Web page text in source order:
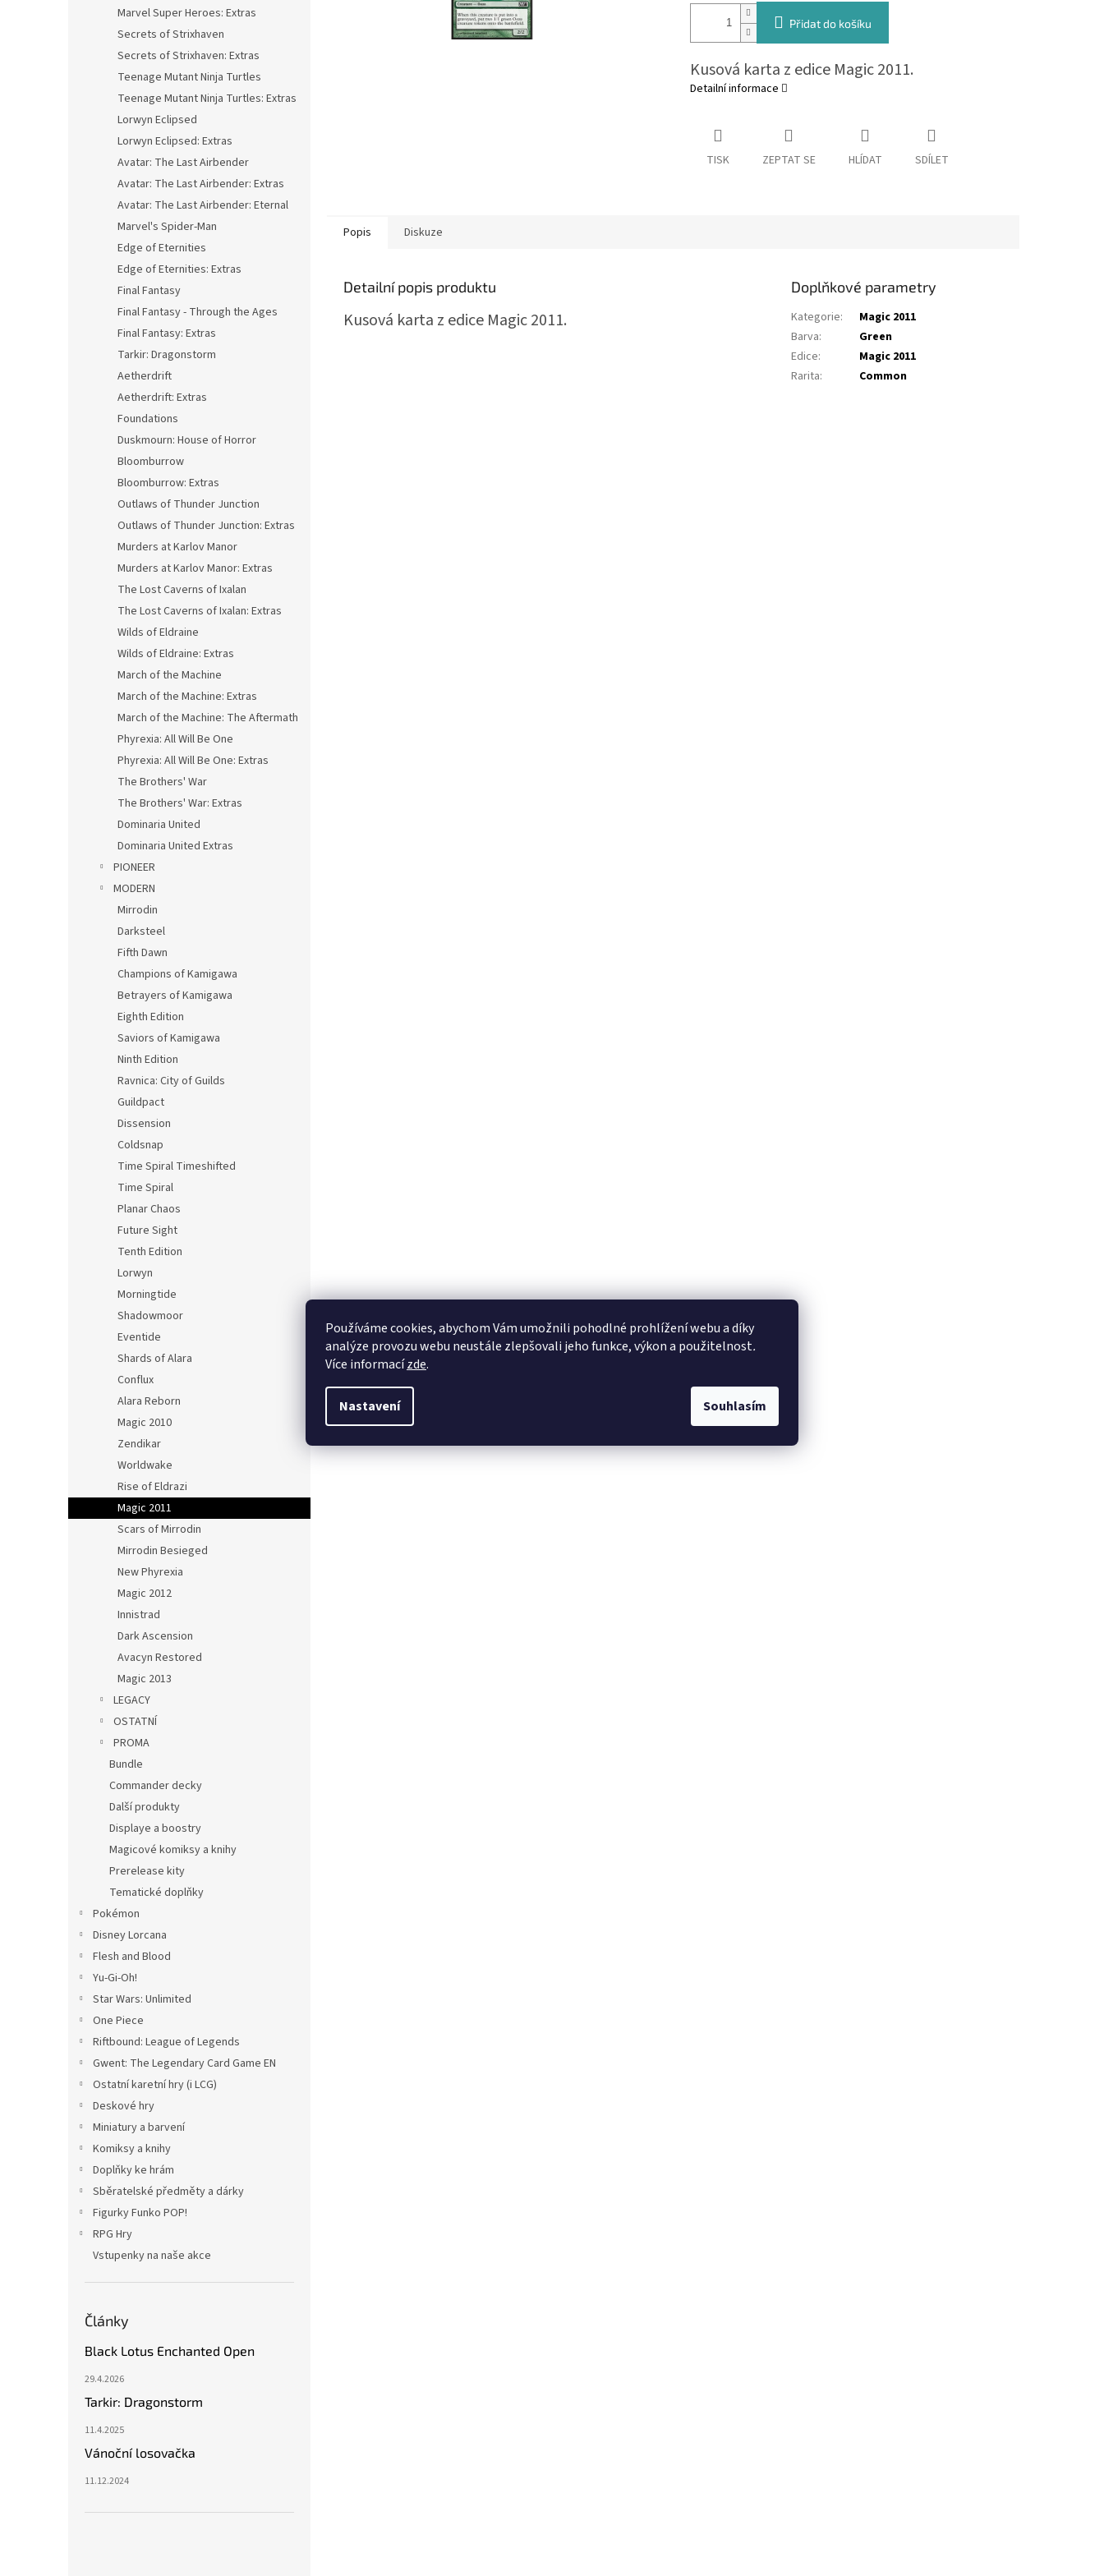
Používáme cookies, abychom Vám umožnili pohodlné prohlížení webu a díky
analýze provozu webu neustále zlepšovali jeho funkce, výkon a použitelnost.
Více informacízde.
Nastavení Souhlasím
Marvel Super Heroes: Extras
Secrets of Strixhaven
Secrets of Strixhaven: Extras
Teenage Mutant Ninja Turtles
Teenage Mutant Ninja Turtles: Extras
Lorwyn Eclipsed
Lorwyn Eclipsed: Extras
Avatar: The Last Airbender
Avatar: The Last Airbender: Extras
Avatar: The Last Airbender: Eternal
Marvel's Spider-Man
Edge of Eternities
Edge of Eternities: Extras
Final Fantasy
Final Fantasy - Through the Ages
Final Fantasy: Extras
Tarkir: Dragonstorm
Aetherdrift
Aetherdrift: Extras
Foundations
Duskmourn: House of Horror
Bloomburrow
Bloomburrow: Extras
Outlaws of Thunder Junction
Outlaws of Thunder Junction: Extras
Murders at Karlov Manor
Murders at Karlov Manor: Extras
The Lost Caverns of Ixalan
The Lost Caverns of Ixalan: Extras
Wilds of Eldraine
Wilds of Eldraine: Extras
March of the Machine
March of the Machine: Extras
March of the Machine: The Aftermath
Phyrexia: All Will Be One
Phyrexia: All Will Be One: Extras
The Brothers' War
The Brothers' War: Extras
Dominaria United
Dominaria United Extras
PIONEER
MODERN
Mirrodin
Darksteel
Fifth Dawn
Champions of Kamigawa
Betrayers of Kamigawa
Eighth Edition
Saviors of Kamigawa
Ninth Edition
Ravnica: City of Guilds
Guildpact
Dissension
Coldsnap
Time Spiral Timeshifted
Time Spiral
Planar Chaos
Future Sight
Tenth Edition
Lorwyn
Morningtide
Shadowmoor
Eventide
Shards of Alara
Conflux
Alara Reborn
Magic 2010
Zendikar
Worldwake
Rise of Eldrazi
Magic 2011
Scars of Mirrodin
Mirrodin Besieged
New Phyrexia
Magic 2012
Innistrad
Dark Ascension
Avacyn Restored
Magic 2013
LEGACY
OSTATNÍ
PROMA
Bundle
Commander decky
Další produkty
Displaye a boostry
Magicové komiksy a knihy
Prerelease kity
Tematické doplňky
Pokémon
Disney Lorcana
Flesh and Blood
Yu-Gi-Oh!
Star Wars: Unlimited
One Piece
Riftbound: League of Legends
Gwent: The Legendary Card Game EN
Ostatní karetní hry (i LCG)
Deskové hry
Miniatury a barvení
Komiksy a knihy
Doplňky ke hrám
Sběratelské předměty a dárky
Figurky Funko POP!
RPG Hry
Vstupenky na naše akce
Články
Black Lotus Enchanted Open
29.4.2026
Tarkir: Dragonstorm
11.4.2025
Vánoční losovačka
11.12.2024
Přidat do košíku
Kusová karta z edice Magic 2011.
Detailní informace
TISK ZEPTAT SE HLÍDAT SDÍLET
Popis Diskuze
Detailní popis produktu
Kusová karta z edice Magic 2011.
Doplňkové parametry
Kategorie:
Magic 2011
Barva:
Green
Edice:
Magic 2011
Rarita: Common